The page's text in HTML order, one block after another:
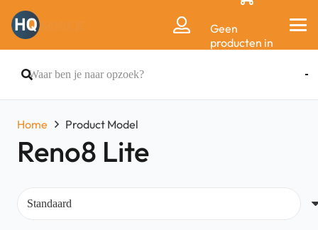
Geen
producten in
Home Product Model
Reno8 Lite